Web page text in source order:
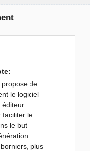
de
le logiciel
éditeur
faciliter le
le but
plus